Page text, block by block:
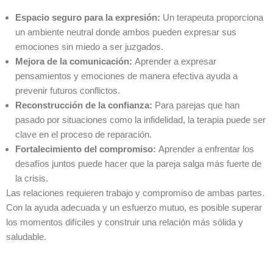
Espacio seguro para la expresión: Un terapeuta proporciona
un ambiente neutral donde ambos pueden expresar sus
emociones sin miedo a ser juzgados.
Mejora de la comunicación: Aprender a expresar
pensamientos y emociones de manera efectiva ayuda a
prevenir futuros conflictos.
Reconstrucción de la confianza: Para parejas que han
pasado por situaciones como la infidelidad, la terapia puede ser
clave en el proceso de reparación.
Fortalecimiento del compromiso: Aprender a enfrentar los
desafíos juntos puede hacer que la pareja salga más fuerte de
la crisis.
Las relaciones requieren trabajo y compromiso de ambas partes.
Con la ayuda adecuada y un esfuerzo mutuo, es posible superar
los momentos difíciles y construir una relación más sólida y
saludable.